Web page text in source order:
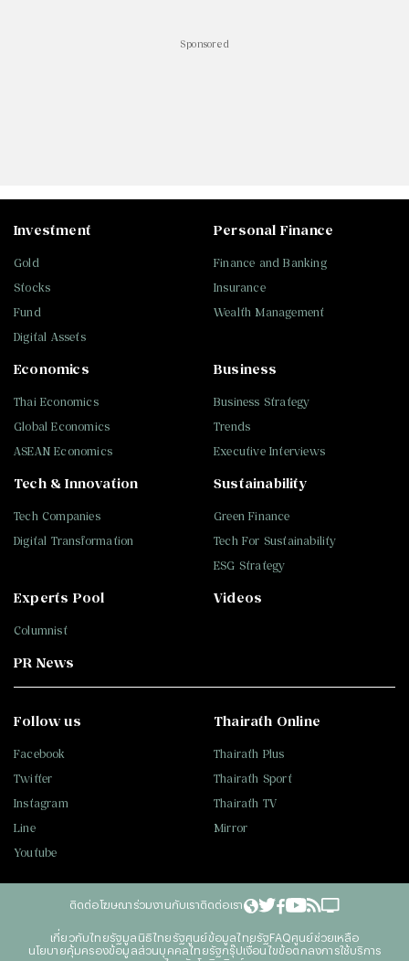
Sponsored
Investment
Gold
Stocks
Fund
Digital Assets
Personal Finance
Finance and Banking
Insurance
Wealth Management
Business
Business Strategy
Trends
Executive Interviews
Tech & Innovation
Tech Companies
Digital Transformation
Sustainability
Green Finance
Tech For Sustainability
ESG Strategy
Economics
Thai Economics
Global Economics
ASEAN Economics
Experts Pool
Columnist
Videos
PR News
Follow us
Facebook
Twitter
Instagram
Line
Youtube
Thairath Online
Thairath Plus
Thairath Sport
Thairath TV
Mirror
ติดต่อโฆษณา ร่วมงานกับเราติดต่อเรา
เกี่ยวกับไทยรัฐมูลนิธิไทยรัฐศูนย์ข้อมูลไทยรัฐFAQศูนย์ช่วยเหลือ
นโยบายคุ้มครองข้อมูลส่วนบุคคลไทยรัฐกรุ๊ปเงื่อนไขข้อตกลงการใช้บริการ